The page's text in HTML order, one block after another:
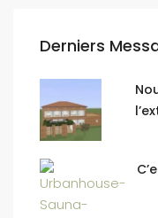
Derniers